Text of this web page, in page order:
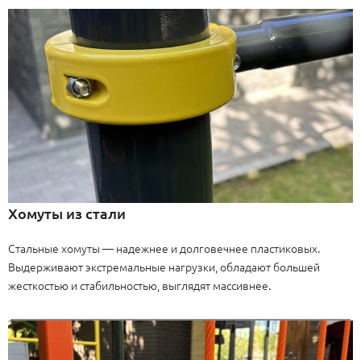
Хомуты из стали
Стальные хомуты — надежнее и долговечнее пластиковых.
Выдерживают экстремальные нагрузки, обладают большей
жесткостью и стабильностью, выглядят массивнее.